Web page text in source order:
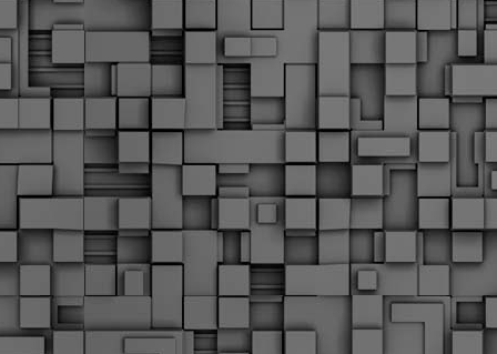
Η Δημοτική Αστυνομία
Θεσσαλονίκης βεβαίωσε κατά
τις προηγούμενες ημέρες
πρόστιμα για 11 διοικητικές
παραβάσεις που έλαβαν
εργασιών από εργολαβικά
συνεργεία και οι οποίες
αφορούσαν εκτέλεση
εργασιών χωρίς νόμιμη
σήμανση και στην απόθεση
υλικών – εργαλείων εκτός του
προβλεπόμενου εργοταξίου.